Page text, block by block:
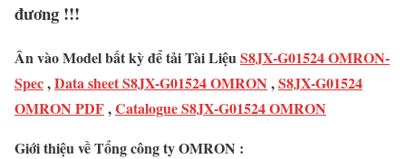
đương !!!
Ân vào Model bất kỳ để tải Tài LiệuS8JX-G01524 OMRON-
Spec,Data sheet S8JX-G01524 OMRON ,S8JX-G01524
OMRON PDF,Catalogue S8JX-G01524 OMRON
Giới thiệu về Tổng công ty OMRON :